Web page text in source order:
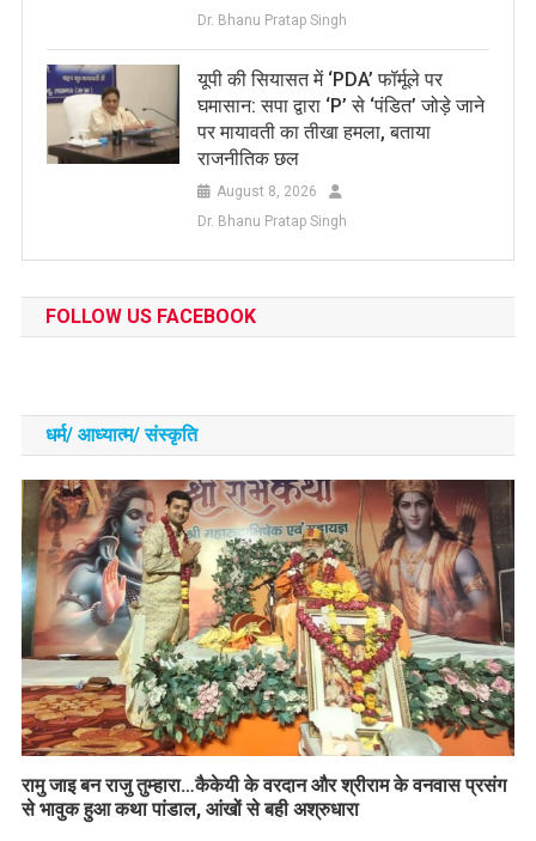
Dr. Bhanu Pratap Singh
यूपी की सियासत में ‘PDA’ फॉर्मूले पर
घमासान: सपा द्वारा ‘P’ से ‘पंडित’ जोड़े जाने
पर मायावती का तीखा हमला, बताया
राजनीतिक छल
August 8, 2026
Dr. Bhanu Pratap Singh
FOLLOW US FACEBOOK
धर्म/ आध्‍यात्‍म/ संस्‍कृति
रामु जाइ बन राजु तुम्हारा…कैकेयी के वरदान और श्रीराम के वनवास प्रसंग
से भावुक हुआ कथा पांडाल, आंखों से बही अश्रुधारा